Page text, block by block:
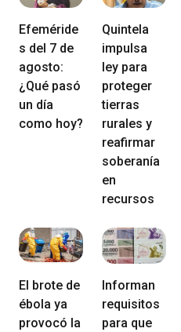
Efeméride
s del 7 de
agosto:
¿Qué pasó
un día
como hoy?
Quintela
impulsa
ley para
proteger
tierras
rurales y
reafirmar
soberanía
en
recursos
El brote de
ébola ya
provocó la
Informan
requisitos
para que